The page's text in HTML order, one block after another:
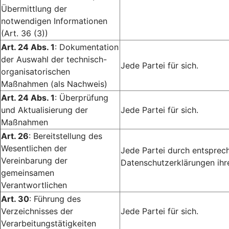
Übermittlung der
notwendigen Informationen
(Art. 36 (3))
Art. 24 Abs. 1: Dokumentation
der Auswahl der technisch-
organisatorischen
Maßnahmen (als Nachweis)
Jede Partei für sich.
Art. 24 Abs. 1: Überprüfung
und Aktualisierung der
Maßnahmen
Jede Partei für sich.
Art. 26: Bereitstellung des
Wesentlichen der
Vereinbarung der
gemeinsamen
Verantwortlichen
Jede Partei durch
Datenschutzerklärungen
Art. 30: Führung des
Verzeichnisses der
Verarbeitungstätigkeiten
Jede Partei für sich.